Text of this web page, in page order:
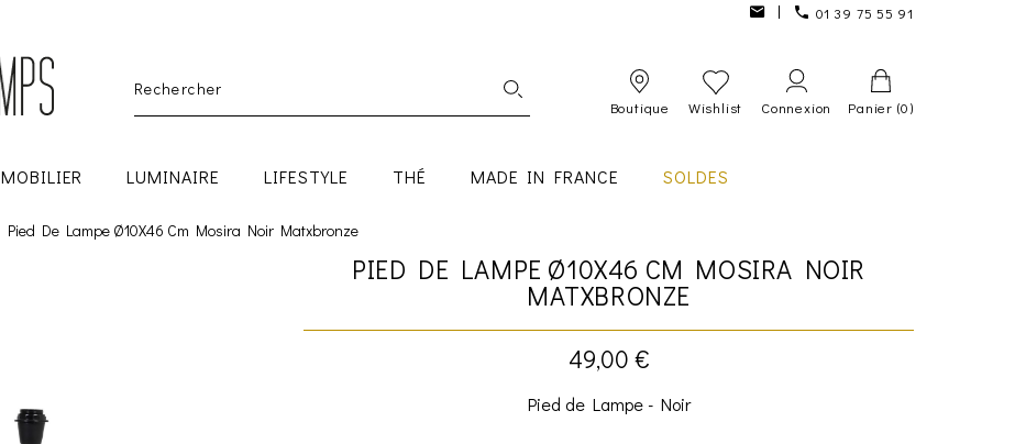
01 39 75 55 91
Boutique Wishlist Connexion Panier (0)
MOBILIER LUMINAIRE LIFESTYLE THÉ MADE IN FRANCE SOLDES
Pied De Lampe Ø10X46 Cm Mosira Noir Matxbronze
PIED DE LAMPE Ø10X46 CM MOSIRA NOIR
MATXBRONZE
49,00 €
Pied de Lampe - Noir